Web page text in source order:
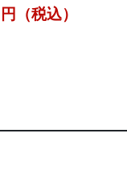
円（税込）